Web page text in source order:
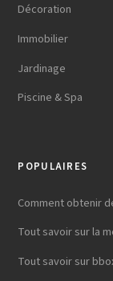
Décoration
Immobilier
Jardinage
Piscine & Spa
POPULAIRES
Comment obtenir
Tout savoir sur la
Tout savoir sur